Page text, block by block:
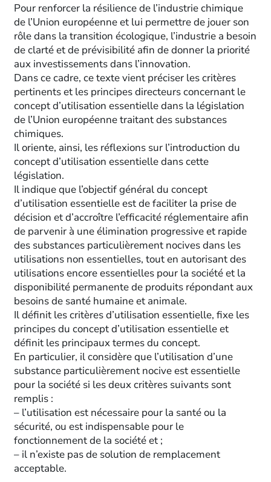
Pour renforcer la résilience de l’industrie chimique
de l’Union européenne et lui permettre de jouer son
rôle dans la transition écologique, l’industrie a besoin
de clarté et de prévisibilité afin de donner la priorité
aux investissements dans l’innovation.
Dans ce cadre, ce texte vient préciser les critères
pertinents et les principes directeurs concernant le
concept d’utilisation essentielle dans la législation
de l’Union européenne traitant des substances
chimiques.
Il oriente, ainsi, les réflexions sur l’introduction du
concept d’utilisation essentielle dans cette
législation.
Il indique que l’objectif général du concept
d’utilisation essentielle est de faciliter la prise de
décision et d’accroître l’efficacité réglementaire afin
de parvenir à une élimination progressive et rapide
des substances particulièrement nocives dans les
utilisations non essentielles, tout en autorisant des
utilisations encore essentielles pour la société et la
disponibilité permanente de produits répondant aux
besoins de santé humaine et animale.
Il définit les critères d’utilisation essentielle, fixe les
principes du concept d’utilisation essentielle et
définit les principaux termes du concept.
En particulier, il considère que l’utilisation d’une
substance particulièrement nocive est essentielle
pour la société si les deux critères suivants sont
remplis :
– l’utilisation est nécessaire pour la santé ou la
sécurité, ou est indispensable pour le
fonctionnement de la société et ;
– il n’existe pas de solution de remplacement
acceptable.